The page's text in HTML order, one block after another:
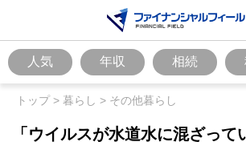
人気 年収 相続
トップ> 暮らし > その他暮らし
「ウイルスが水道水に混ざって